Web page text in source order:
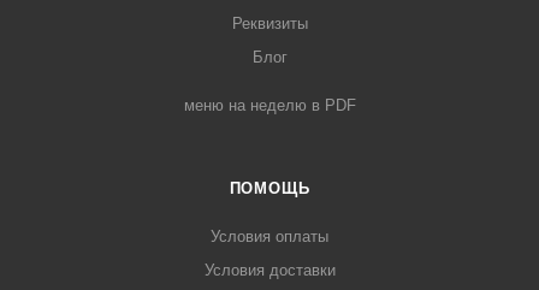
Реквизиты
Блог
меню на неделю в PDF
ПОМОЩЬ
Условия оплаты
Условия доставки